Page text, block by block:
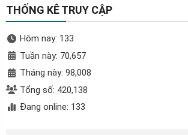
THỐNG KÊ TRUY CẬP
Hôm nay: 133
Tuần này: 70,657
Tháng này: 98,008
Tổng số: 420,138
Đang online: 133